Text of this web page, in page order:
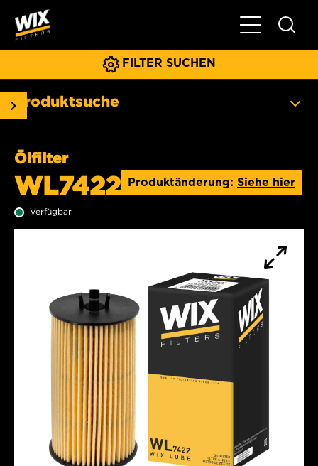
FILTER SUCHEN
Produktsuche
Ölfilter
WL7422 Produktänderung: Siehe hier
Verfügbar